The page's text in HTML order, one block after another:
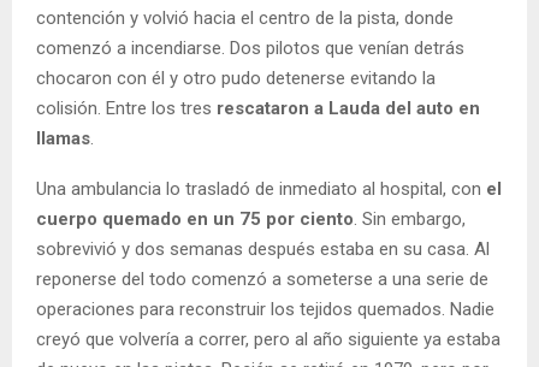
contención y volvió hacia el centro de la pista, donde
comenzó a incendiarse. Dos pilotos que venían detrás
chocaron con él y otro pudo detenerse evitando la
colisión. Entre los tres rescataron a Lauda del auto en
llamas.
Una ambulancia lo trasladó de inmediato al hospital, con el
cuerpo quemado en un 75 por ciento. Sin embargo,
sobrevivió y dos semanas después estaba en su casa. Al
reponerse del todo comenzó a someterse a una serie de
operaciones para reconstruir los tejidos quemados. Nadie
creyó que volvería a correr, pero al año siguiente ya estaba